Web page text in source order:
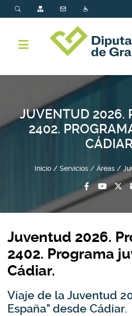
JUVENTUD 2026.
2402.
Inicio Servicios Áreas
Juventud 2026.
2402. Programa
Cádiar.
Viaje de la Juventud
España" desde Cádiar.